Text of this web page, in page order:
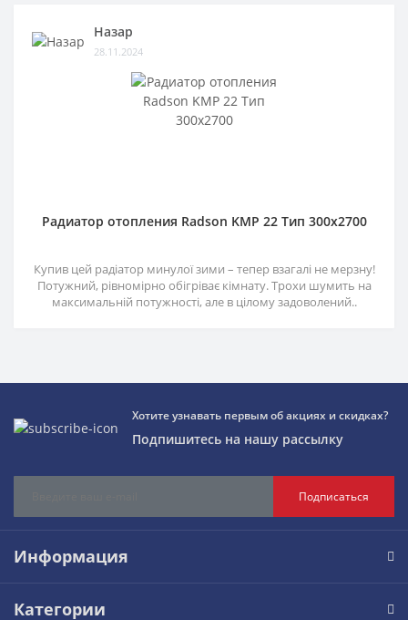
Назар
28.11.2024
Радиатор отопления Radson KMP 22 Тип 300х2700
Купив цей радіатор минулої зими – тепер взагалі не мерзну!
Потужний, рівномірно обігріває кімнату. Трохи шумить на
максимальній потужності, але в цілому задоволений..
Хотите узнавать первым об акциях и скидках?
Подпишитесь на нашу рассылку
Подписаться
Информация
Категории